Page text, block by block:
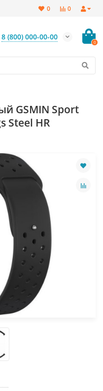
0
0
8 (800) 000-00-00
0
GSMIN Sport
Steel HR